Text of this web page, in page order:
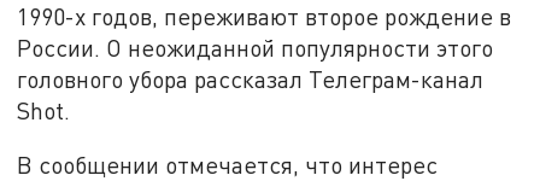
1990-х годов, переживают второе рождение в
России. О неожиданной популярности этого
головного убора рассказал Телеграм-канал
Shot.
В сообщении отмечается, что интерес